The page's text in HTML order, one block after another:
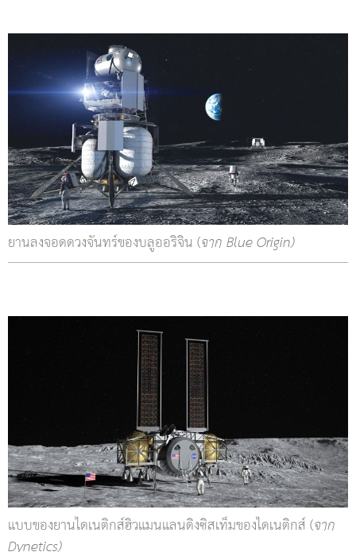
ยานลงจอดดวงจันทร์ของบลูออริจิน (จาก Blue Origin)
แบบของยานไดเนติกส์ฮิวแมนแลนดิงซิสเท็มของไดเนติกส์ (จาก